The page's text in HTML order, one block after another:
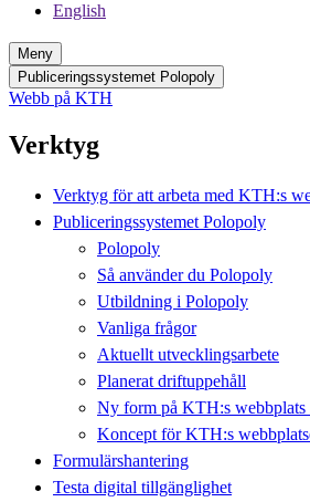
English
Meny
Publiceringssystemet Polopoly
Webb på KTH
Verktyg
Verktyg för att arbeta med KTH:s
Publiceringssystemet Polopoly
Polopoly
Så använder du Polopoly
Utbildning i Polopoly
Vanliga frågor
Aktuellt utvecklingsarbete
Planerat driftuppehåll
Ny form på KTH:s webbplats
Koncept för KTH:s
Formulärshantering
Testa digital tillgänglighet